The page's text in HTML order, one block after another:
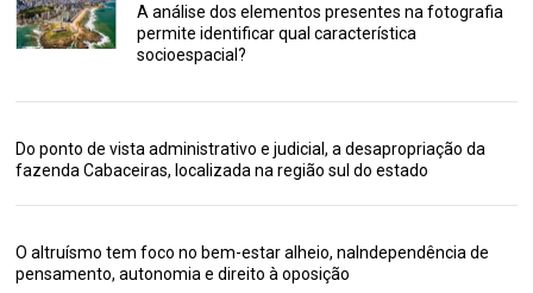
A análise dos elementos presentes na fotografia
permite identificar qual característica
socioespacial?
Do ponto de vista administrativo e judicial, a desapropriação da
fazenda Cabaceiras, localizada na região sul do estado
O altruísmo tem foco no bem-estar alheio, naIndependência de
pensamento, autonomia e direito à oposição